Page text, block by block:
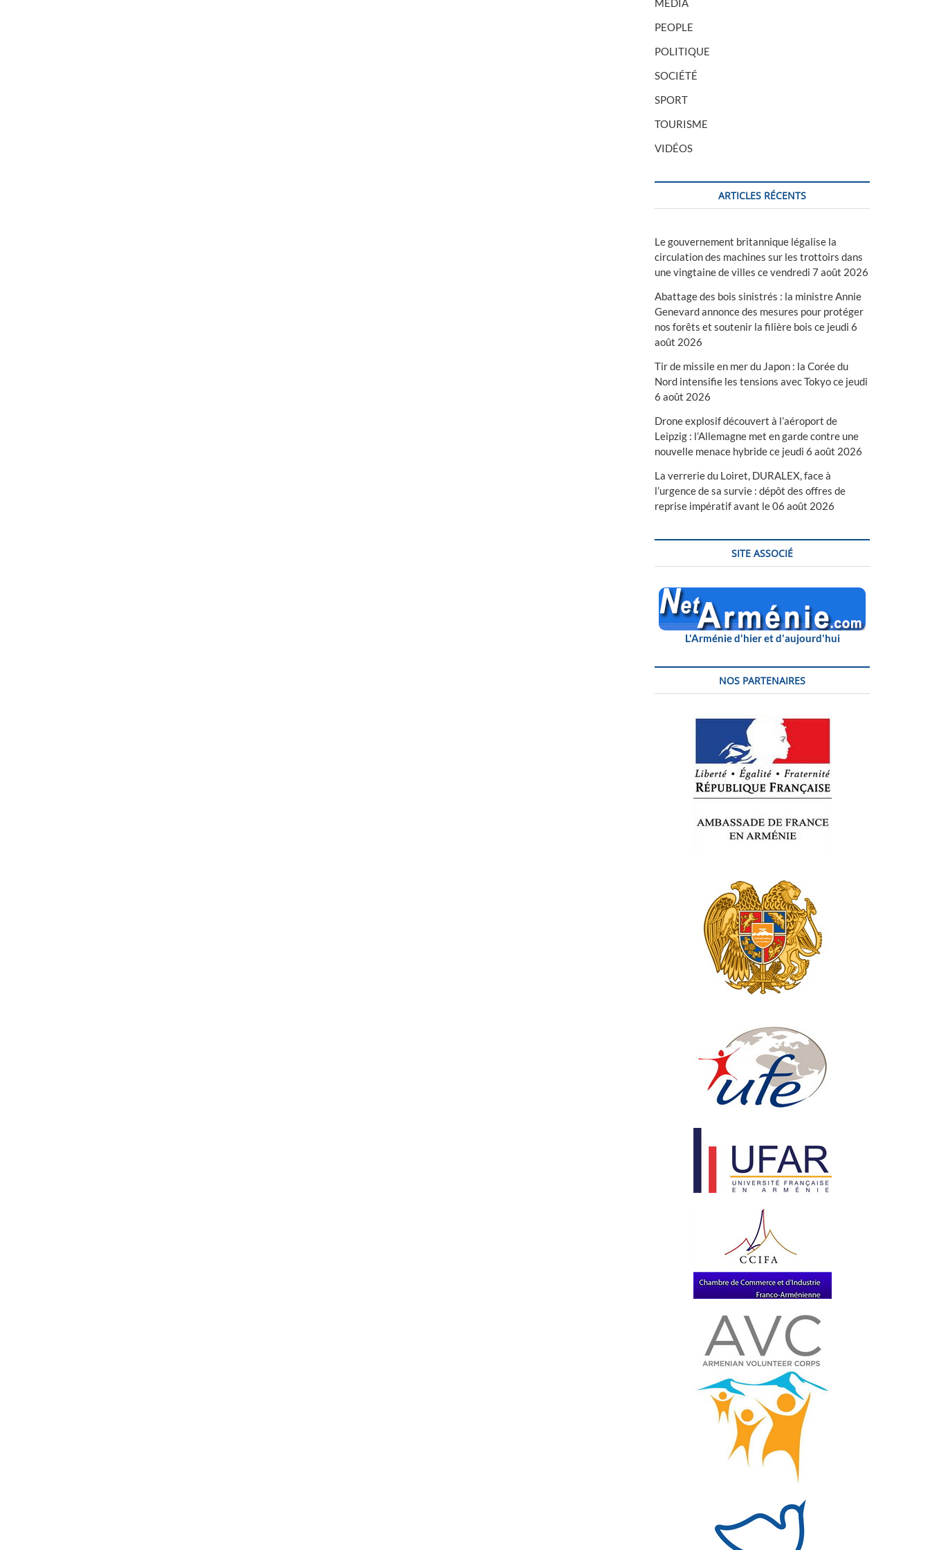
PEOPLE
POLITIQUE
SOCIÉTÉ
SPORT
TOURISME
VIDÉOS
ARTICLES RÉCENTS
Le gouvernement britannique légalise la
circulation des machines sur les trottoirs dans
une vingtaine de villes ce vendredi 7 août 2026
Abattage des bois sinistrés : la ministre Annie
Genevard annonce des mesures pour protéger
nos forêts et soutenir la filière bois ce jeudi 6
août 2026
Tir de missile en mer du Japon : la Corée du
Nord intensifie les tensions avec Tokyo ce jeudi
6 août 2026
Drone explosif découvert à l’aéroport de
Leipzig : l’Allemagne met en garde contre une
nouvelle menace hybride ce jeudi 6 août 2026
La verrerie du Loiret, DURALEX, face à
l’urgence de sa survie : dépôt des offres de
reprise impératif avant le 06 août 2026
SITE ASSOCIÉ
L'Arménie d'hier et d'aujourd'hui
NOS PARTENAIRES